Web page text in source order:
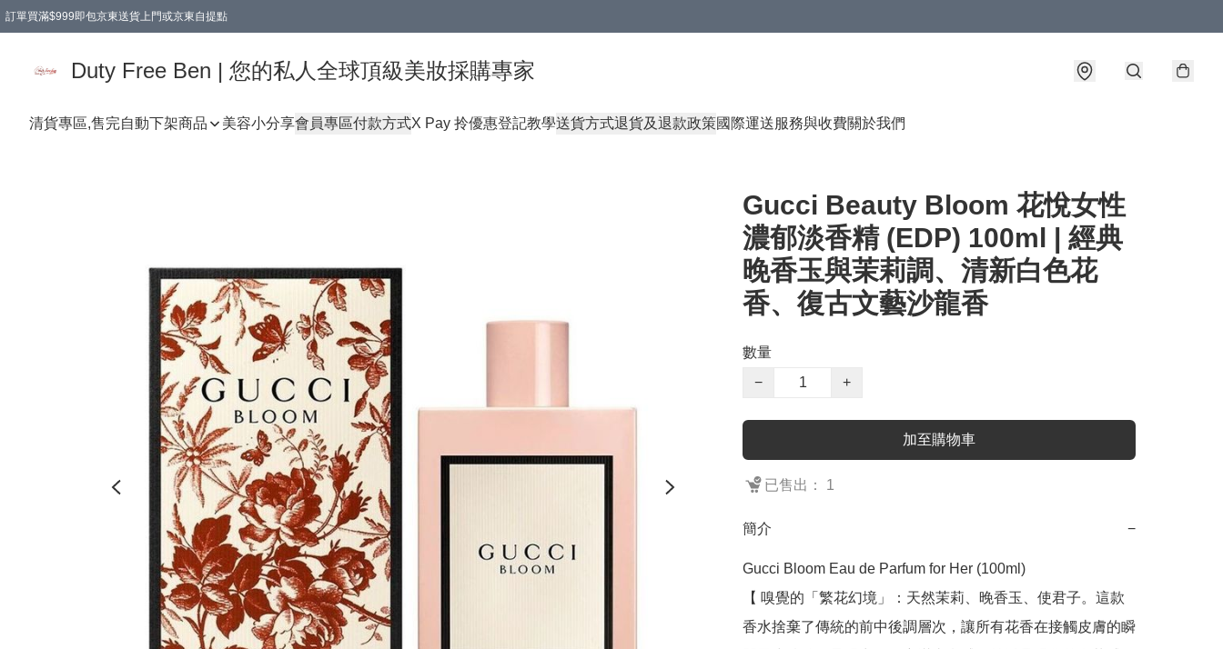
訂單買滿$999即包京東送貨上門或京東自提點
Duty Free Ben | 您的私人全球頂級美妝採購專家
清貨專區,售完自動下架商品 美容小分享會員專區付款方式X Pay 拎優惠登記教學送貨方式退貨及退款政策國際運送服務與收費關於我們
Gucci Beauty Bloom 花悅女性
濃郁淡香精 (EDP) 100ml | 經典
晚香玉與茉莉調、清新白色花
香、復古文藝沙龍香
數量
−
+
加至購物車
已售出： 1
簡介 −
Gucci Bloom Eau de Parfum for Her (100ml)
【 嗅覺的「繁花幻境」：天然茉莉、晚香玉、使君子。這款
香水捨棄了傳統的前中後調層次，讓所有花香在接觸皮膚的瞬